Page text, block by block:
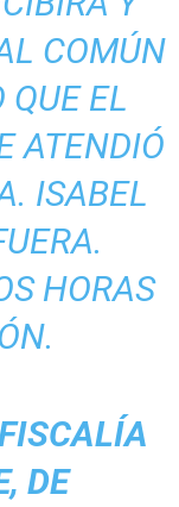
COMÚN
QUE EL
ATENDIÓ
ISABEL
HORAS
DE